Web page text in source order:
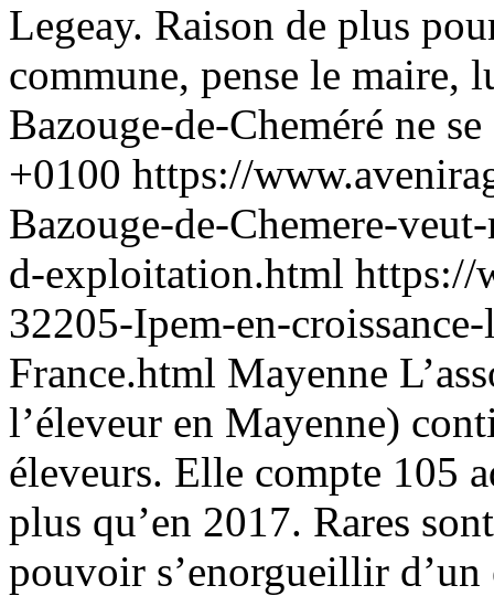
Legeay. Raison de plus
commune, pense le maire,
Bazouge-de-Cheméré ne se
+0100 https://
Bazouge-de-Chemere-
d-exploitation.html https://
32205-Ipem-en-
France.html Mayenne
l’éleveur en Mayenne)
éleveurs. Elle compte 105
plus qu’en 2017. Rares
pouvoir s’enorgueillir